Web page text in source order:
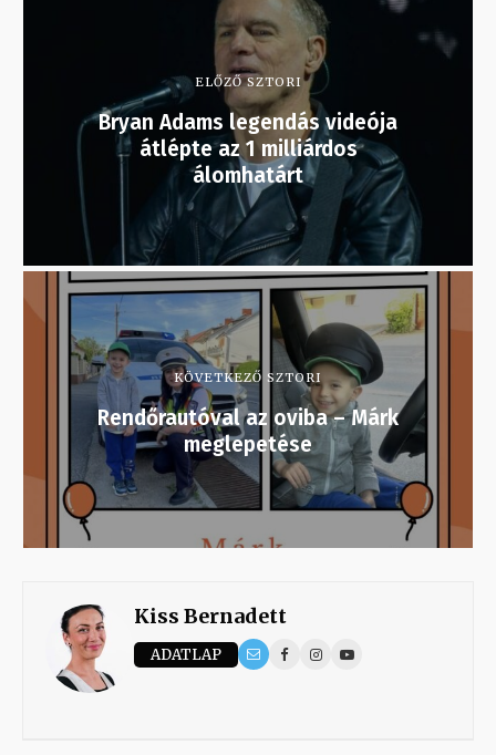
ELŐZŐ SZTORI
Bryan Adams legendás videója
átlépte az 1 milliárdos
álomhatárt
KÖVETKEZŐ SZTORI
Rendőrautóval az oviba – Márk
meglepetése
Kiss Bernadett
ADATLAP